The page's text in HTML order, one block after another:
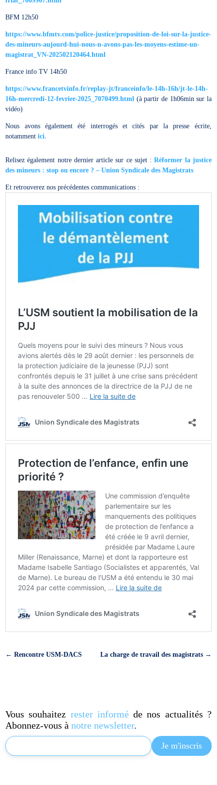
BFM 12h50
https://www.bfmtv.com/police-justice/proposition-de-loi-sur-la-justice-
des-mineurs-aujourd-hui-nous-n-avons-pas-les-moyens-estime-un-
magistrat_VN-202502120464.html
France info TV 14h50
https://www.francetvinfo.fr/replay-jt/franceinfo/le-14h-16h/jt-le-14h-
16h-mercredi-12-fevrier-2025_7070499.html (à partir de 1h06min sur la
vidéo)
Nous avons également été interrogés et cités par la presse écrite,
notammentici.
Relisez également notre dernier article sur ce sujet :Réformer la justice
des mineurs : stop ou encore ? – Union Syndicale des Magistrats
Et retrouverez nos précédentes communications :
←Rencontre USM-DACS La charge de travail des magistrats→
Vous souhaitez rester informéde nos actualités ?
Abonnez-vous ànotre newsletter.